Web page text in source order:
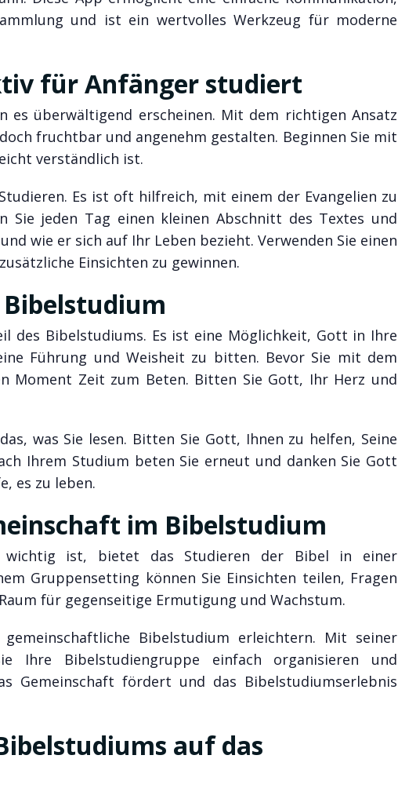
und ist ein wertvolles Werkzeug für moderne
für Anfänger studiert
es überwältigend erscheinen. Mit dem richtigen Ansatz
fruchtbar und angenehm gestalten. Beginnen Sie mit
verständlich ist.
Es ist oft hilfreich, mit einem der Evangelien zu
Sie jeden Tag einen kleinen Abschnitt des Textes und
wie er sich auf Ihr Leben bezieht. Verwenden Sie einen
Einsichten zu gewinnen.
Bibelstudium
des Bibelstudiums. Es ist eine Möglichkeit, Gott in Ihre
Führung und Weisheit zu bitten. Bevor Sie mit dem
Moment Zeit zum Beten. Bitten Sie Gott, Ihr Herz und
was Sie lesen. Bitten Sie Gott, Ihnen zu helfen, Seine
Ihrem Studium beten Sie erneut und danken Sie Gott
es zu leben.
im Bibelstudium
wichtig ist, bietet das Studieren der Bibel in einer
Gruppensetting können Sie Einsichten teilen, Fragen
für gegenseitige Ermutigung und Wachstum.
Bibelstudium erleichtern. Mit seiner
Ihre Bibelstudiengruppe einfach organisieren und
Gemeinschaft fördert und das Bibelstudiumserlebnis
auf das